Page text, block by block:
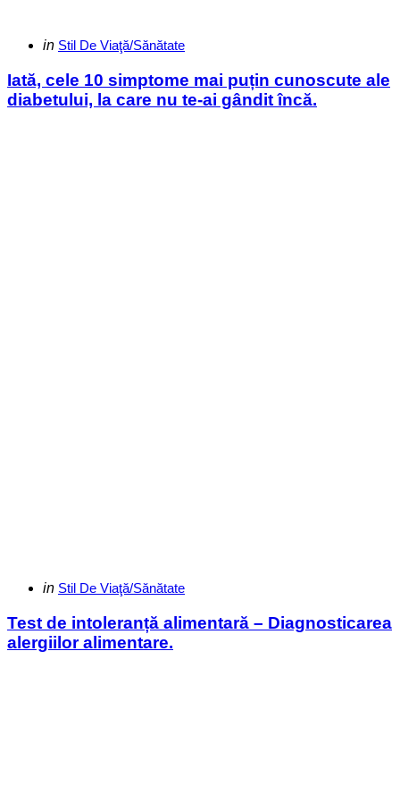
Categories
Posted
in Stil De Viaţă/Sănătate
Iată, cele 10 simptome mai puțin cunoscute ale
diabetului, la care nu te-ai gândit încă.
Categories
Posted
in Stil De Viaţă/Sănătate
Test de intoleranță alimentară – Diagnosticarea
alergiilor alimentare.